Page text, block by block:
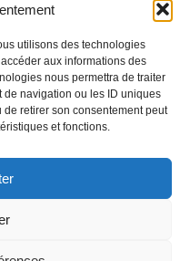
utilisons des technologies
aux informations des
nous permettra de traiter
navigation ou les ID uniques
retirer son consentement peut
et fonctions.
Miroir 07h07
signification
Miroir 11h55